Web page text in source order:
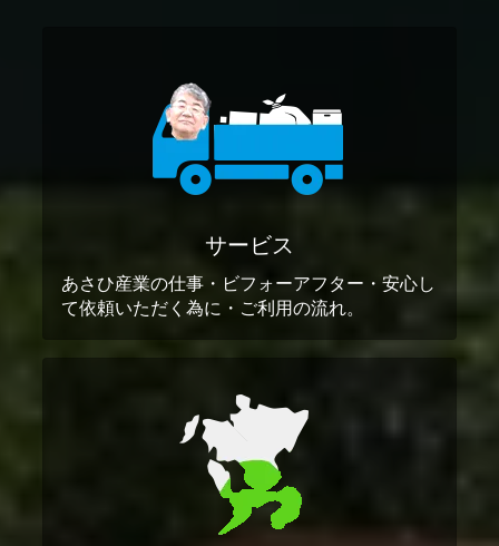
サービス
あさひ産業の仕事・ビフォーアフター・安心し
て依頼いただく為に・ご利用の流れ。